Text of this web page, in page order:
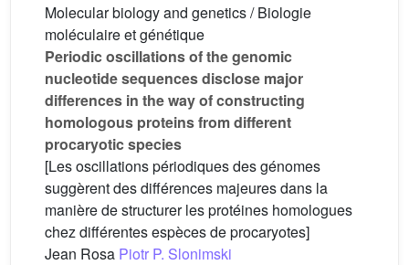
Molecular biology and genetics / Biologie
moléculaire et génétique
Periodic oscillations of the genomic
nucleotide sequences disclose major
differences in the way of constructing
homologous proteins from different
procaryotic species
[Les oscillations périodiques des génomes
suggèrent des différences majeures dans la
manière de structurer les protéines homologues
chez différentes espèces de procaryotes]
Jean Rosa Piotr P. Slonimski